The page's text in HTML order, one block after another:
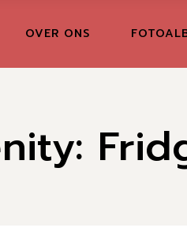
OVER ONS